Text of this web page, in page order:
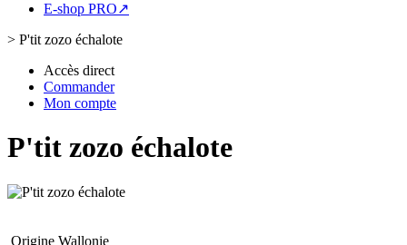
E-shop PRO↗
> P'tit zozo échalote
Accès direct
Commander
Mon compte
P'tit zozo échalote
Origine Wallonie